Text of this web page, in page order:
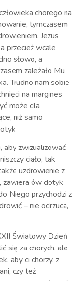
chorego na
tymczasem
Jezus
przecież wcale
słowo, a
zależało Mu
Trudno nam sobie
na margines
może dla
niż samo
aby zwizualizować
ciało, tak
uzdrowienie z
zawiera ów dotyk
Niego przychodzi z
– nie odrzuca,
Światowy Dzień
się za chorych, ale
aby ci chorzy, z
czy też